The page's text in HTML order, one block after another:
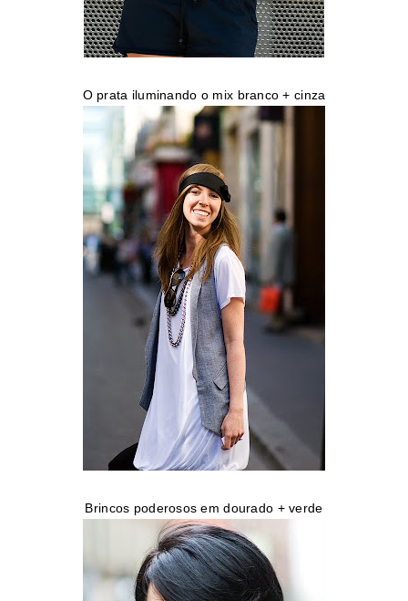
O prata iluminando o mix branco + cinza
Brincos poderosos em dourado + verde